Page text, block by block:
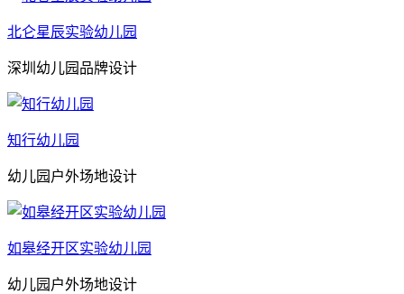
北仑星辰实验幼儿园
深圳幼儿园品牌设计
知行幼儿园
幼儿园户外场地设计
如皋经开区实验幼儿园
幼儿园户外场地设计